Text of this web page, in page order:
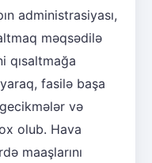
administrasiyası,
məqsədilə
qısaltmağa
fasilə başa
və
olub. Hava
maaşlarını